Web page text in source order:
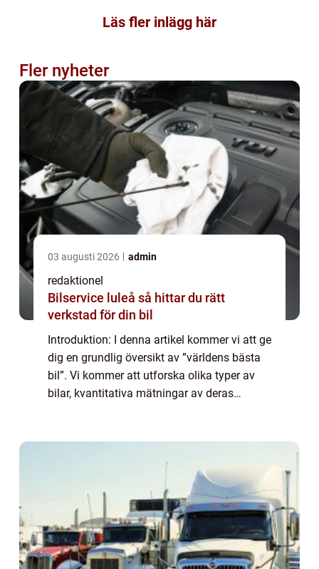
Läs fler inlägg här
Fler nyheter
03 augusti 2026 admin
redaktionel
Bilservice luleå så hittar du rätt
verkstad för din bil
Introduktion: I denna artikel kommer vi att ge
dig en grundlig översikt av ”världens bästa
bil”. Vi kommer att utforska olika typer av
bilar, kvantitativa mätningar av deras